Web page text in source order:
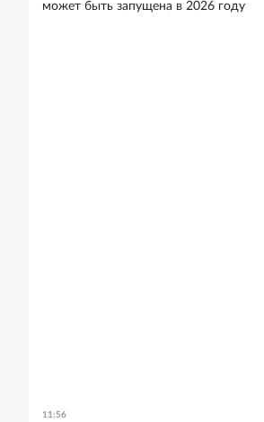
может быть запущена в 2026 году
11:56